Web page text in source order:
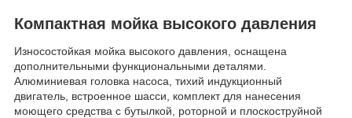
Компактная мойка высокого давления
Износостойкая мойка высокого давления, оснащена
дополнительными функциональными деталями.
Алюминиевая головка насоса, тихий индукционный
двигатель, встроенное шасси, комплект для нанесения
моющего средства с бутылкой, роторной и плоскоструйной